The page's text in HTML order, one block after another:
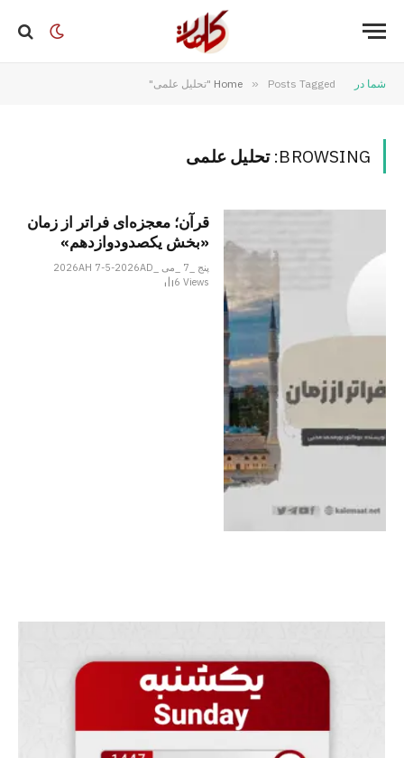
شما در Home » Posts Tagged "تحلیل علمی"
BROWSING: تحلیل علمی
قرآن؛ معجزه‌ای فراتر از زمان
«بخش یکصدودوازدهم»
پنج _7 _می _2026AH 7-5-2026AD
6Views